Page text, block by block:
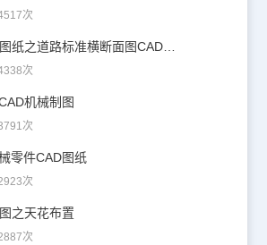
次
道路设计CAD图纸之道路标准横断面图CAD图纸
次
机械制图
次
零件CAD图纸
次
之天花布置
次